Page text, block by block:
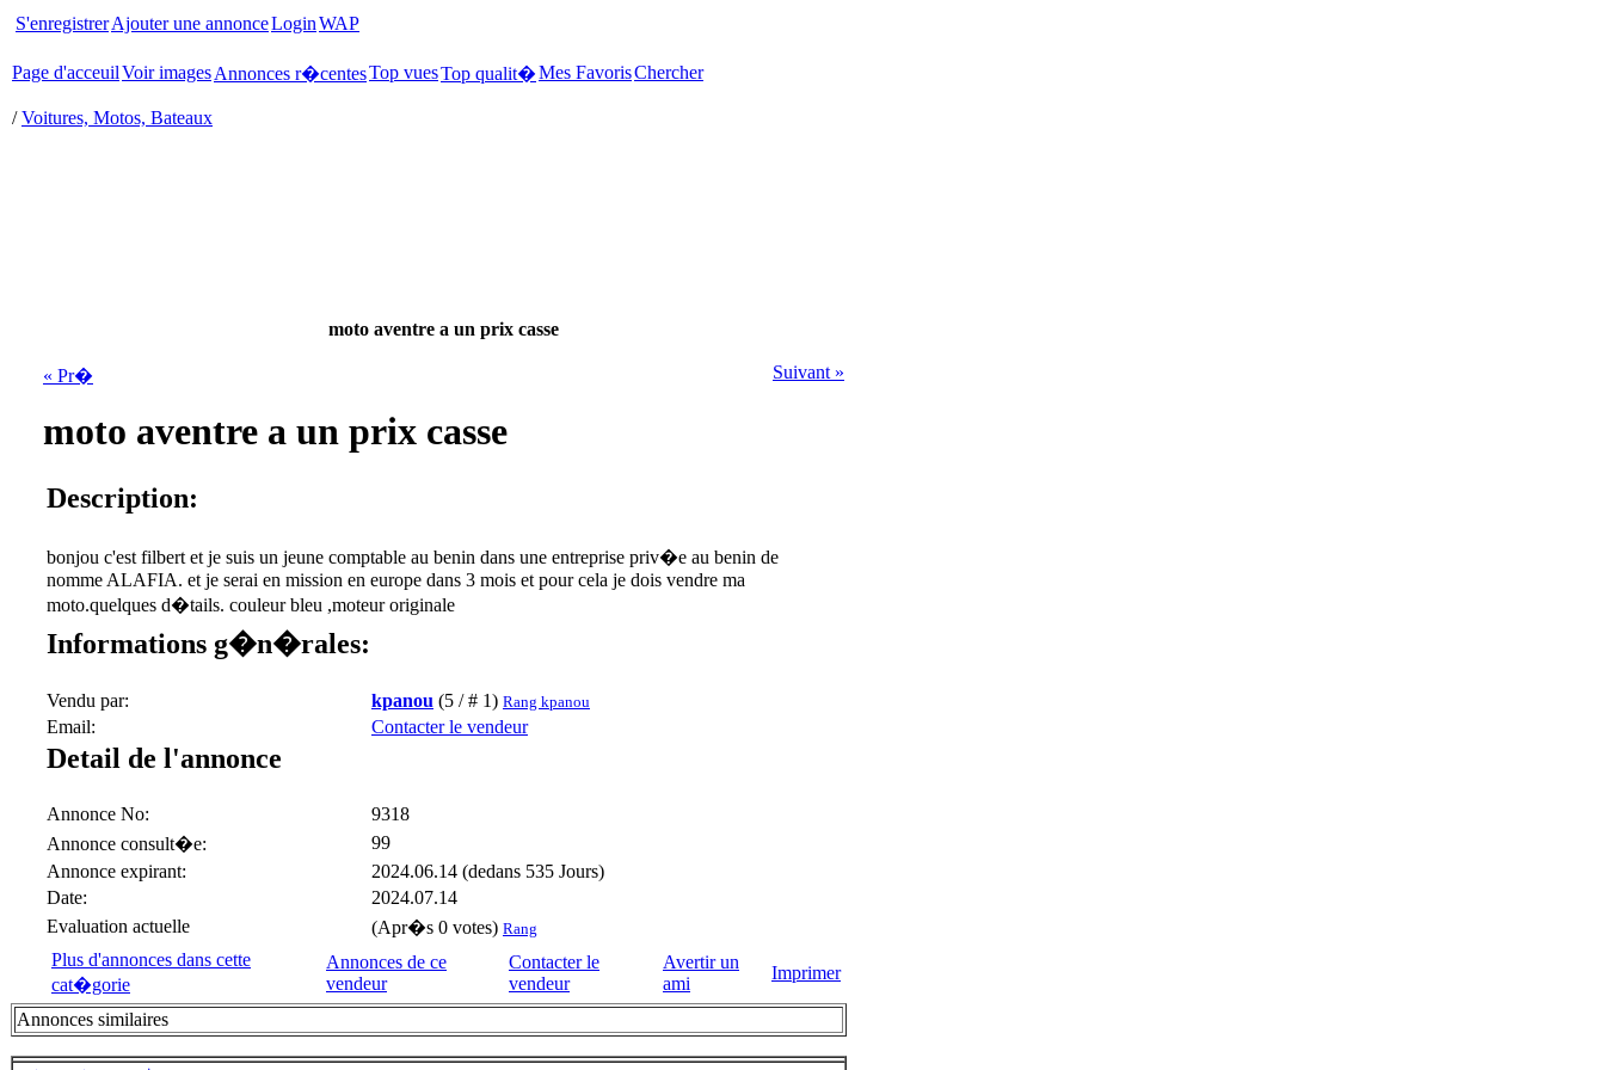
S'enregistrerAjouter une annonceLoginWAP
Page d'acceuilVoir imagesAnnonces r�centesTop vuesTop qualit�Mes FavorisChercher
/Voitures, Motos, Bateaux
moto aventre a un prix casse
« Pr� Suivant »
moto aventre a un prix casse
Description:
bonjou c'est filbert et je suis un jeune comptable au benin dans une entreprise priv�e au benin de
nomme ALAFIA. et je serai en mission en europe dans 3 mois et pour cela je dois vendre ma
moto.quelques d�tails. couleur bleu ,moteur originale
Informations g�n�rales:
Vendu par: kpanou (5 / # 1) Rang kpanou
Email: Contacter le vendeur
Detail de l'annonce
Annonce No:
9318
Annonce consult�e:
99
Annonce expirant:
2024.06.14 (dedans 535 Jours)
Date:
2024.07.14
Evaluation actuelle
(Apr�s 0 votes) Rang
Plus d'annonces dans cette
cat�gorie
Annonces de ce
vendeur
Contacter le
vendeur
Avertir un
ami
Imprimer
Annonces similaires